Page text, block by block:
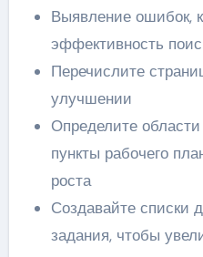
Выявление ошибок,
эффективность
Перечислите
улучшении
Определите
пункты рабочего
роста
Создавайте списки
задания, чтобы